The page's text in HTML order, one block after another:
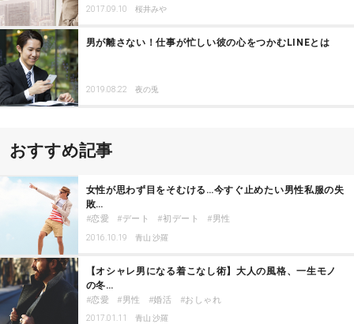
2017.09.10 桜井みや
男が離さない！仕事が忙しい彼の心をつかむLINEとは
2019.08.22 夜の兎
おすすめ記事
女性が思わず目をそむける…今すぐ止めたい男性私服の失
敗…
恋愛 デート 初デート 男性
2016.10.19 青山 沙羅
【オシャレ男になる着こなし術】大人の風格、一生モノ
の冬…
恋愛 男性 婚活 おしゃれ
2017.01.11 青山 沙羅